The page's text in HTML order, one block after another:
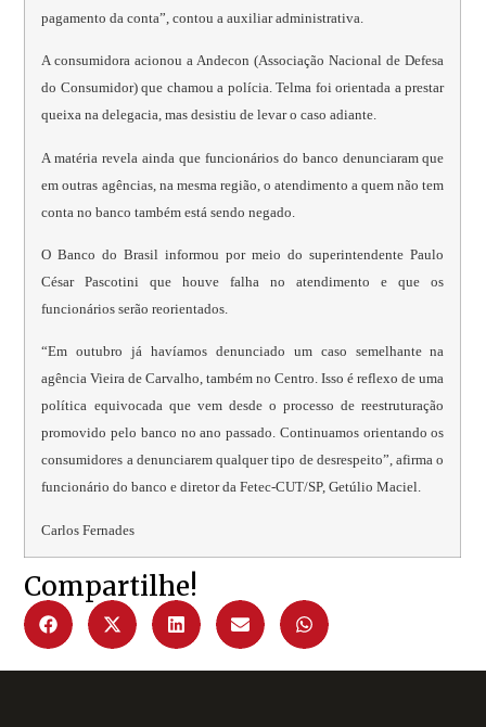
pagamento da conta”, contou a auxiliar administrativa.
A consumidora acionou a Andecon (Associação Nacional de Defesa
do Consumidor) que chamou a polícia. Telma foi orientada a prestar
queixa na delegacia, mas desistiu de levar o caso adiante.
A matéria revela ainda que funcionários do banco denunciaram que
em outras agências, na mesma região, o atendimento a quem não tem
conta no banco também está sendo negado.
O Banco do Brasil informou por meio do superintendente Paulo
César Pascotini que houve falha no atendimento e que os
funcionários serão reorientados.
“Em outubro já havíamos denunciado um caso semelhante na
agência Vieira de Carvalho, também no Centro. Isso é reflexo de uma
política equivocada que vem desde o processo de reestruturação
promovido pelo banco no ano passado. Continuamos orientando os
consumidores a denunciarem qualquer tipo de desrespeito”, afirma o
funcionário do banco e diretor da Fetec-CUT/SP, Getúlio Maciel.
Carlos Fernades
Compartilhe!